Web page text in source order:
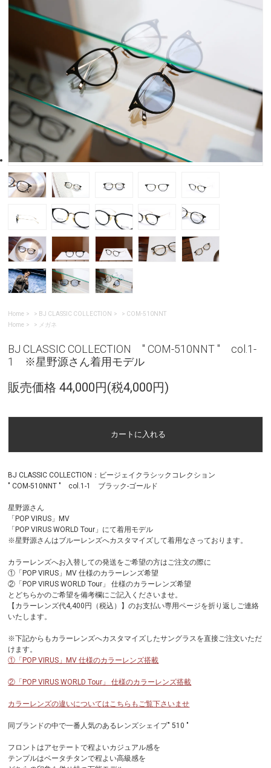
Home > BJ CLASSIC COLLECTION > COM-510NNT
Home
> メガネ
BJ CLASSIC COLLECTION " COM-510NNT " col.1-
1 ※星野源さん着用モデル
販売価格 44,000円(税4,000円)
BJ CLASSIC COLLECTION：ビージェイクラシックコレクション
" COM-510NNT " col.1-1 ブラック-ゴールド
星野源さん
「POP VIRUS」MV
「POP VIRUS WORLD Tour」にて着用モデル
※星野源さんはブルーレンズへカスタマイズして着用なさっております。
カラーレンズへお入替しての発送をご希望の方はご注文の際に
①「POP VIRUS」MV 仕様のカラーレンズ希望
②「POP VIRUS WORLD Tour」 仕様のカラーレンズ希望
とどちらかのご希望を備考欄にご記入くださいませ。
【カラーレンズ代4,400円（税込）】のお支払い専用ページを折り返しご連絡
いたします。
※下記からもカラーレンズへカスタマイズしたサングラスを直接ご注文いただ
けます。
①「POP VIRUS」MV 仕様のカラーレンズ搭載
②「POP VIRUS WORLD Tour」 仕様のカラーレンズ搭載
カラーレンズの違いについてはこちらもご覧下さいませ
同ブランドの中で一番人気のあるレンズシェイプ" 510 "
フロントはアセテートで程よいカジュアル感を
テンプルはベータチタンで程よい高級感を